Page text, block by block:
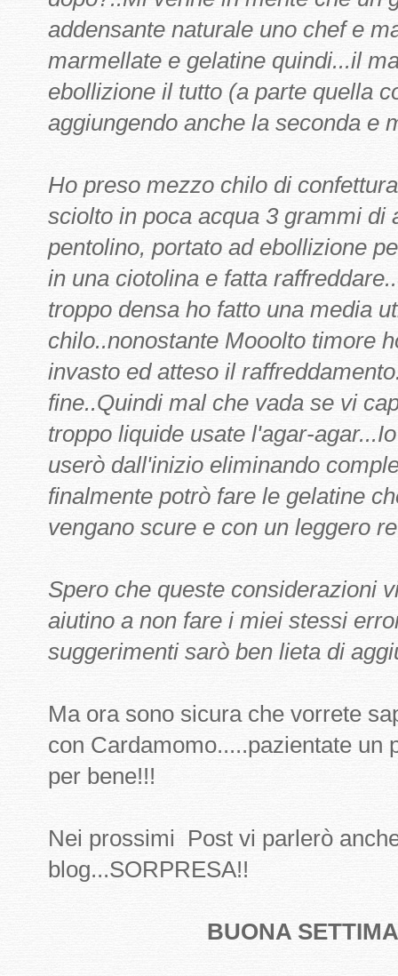
addensante naturale uno chef e
marmellate e gelatine quindi...il
ebollizione il tutto (a parte quella
aggiungendo anche la seconda e
Ho preso mezzo chilo di
sciolto in poca acqua 3 grammi di
pentolino, portato ad ebollizione
in una ciotolina e fatta
troppo densa ho fatto una media
chilo..nonostante Mooolto timore
invasto ed atteso il
fine..Quindi mal che vada se vi
troppo liquide usate l'agar-
userò dall'inizio eliminando
finalmente potrò fare le gelatine
vengano scure e con un leggero
Spero che queste considerazioni
aiutino a non fare i miei stessi
suggerimenti sarò ben lieta di
Ma ora sono sicura che vorrete
con Cardamomo.....pazientate un
per bene!!!
Nei prossimi Post vi parlerò
blog...SORPRESA!!
BUONA